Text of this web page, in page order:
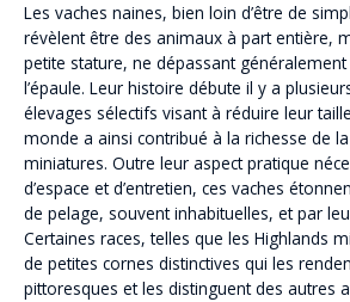
Les vaches naines, bien loin d’être de
révèlent être des animaux à part entière,
petite stature, ne dépassant
l’épaule. Leur histoire débute il y a
élevages sélectifs visant à réduire leur
monde a ainsi contribué à la richesse de
miniatures. Outre leur aspect pratique
d’espace et d’entretien, ces vaches
de pelage, souvent inhabituelles, et par
Certaines races, telles que les Highlands
de petites cornes distinctives qui les
pittoresques et les distinguent des autres